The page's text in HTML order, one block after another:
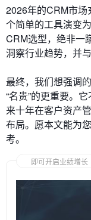
2026年的CRM市
个简单的工具演变
CRM选型，绝非一
洞察行业趋势，并
最终，我们想强调
“名贵”的更重要。
来十年在客户资产
布局。愿本文能为
考。
即可开启业绩增长